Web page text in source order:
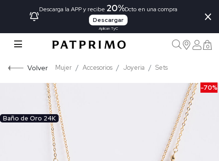
Descarga la APP y recibe 20%Dcto en una compra
Descargar
Aplican TyC
×
0
Volver Mujer Accesorios Joyeria Sets
-70%
Baño de Oro 24K